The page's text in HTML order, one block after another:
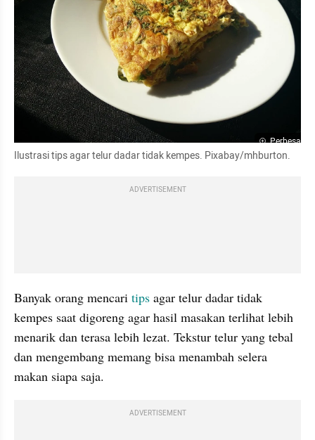
Perbesar
Ilustrasi tips agar telur dadar tidak kempes. Pixabay/mhburton.
ADVERTISEMENT
Banyak orang mencari tips agar telur dadar tidak
kempes saat digoreng agar hasil masakan terlihat lebih
menarik dan terasa lebih lezat. Tekstur telur yang tebal
dan mengembang memang bisa menambah selera
makan siapa saja.
ADVERTISEMENT